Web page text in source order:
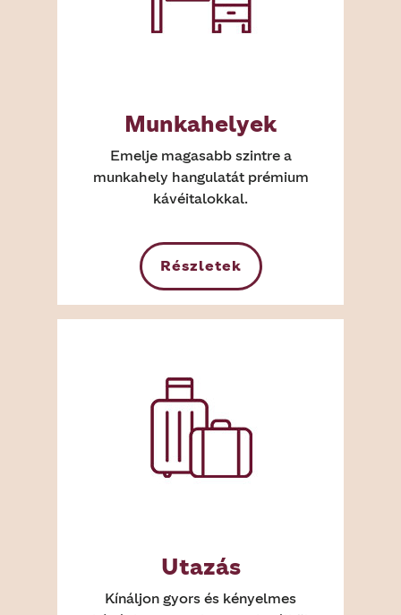
Munkahelyek
Emelje magasabb szintre a
munkahely hangulatát prémium
kávéitalokkal.
Részletek
Utazás
Kínáljon gyors és kényelmes